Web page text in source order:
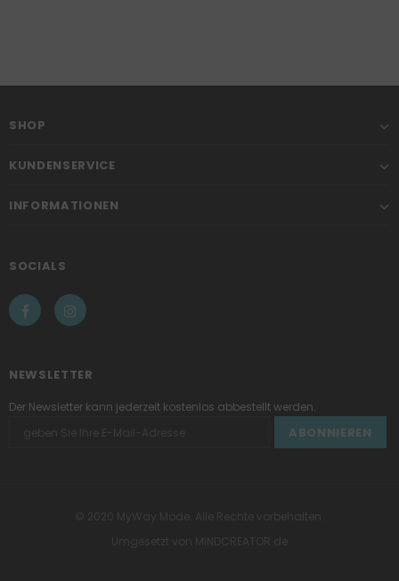
SHOP
KUNDENSERVICE
INFORMATIONEN
SOCIALS
NEWSLETTER
Der Newsletter kann jederzeit kostenlos abbestellt werden.